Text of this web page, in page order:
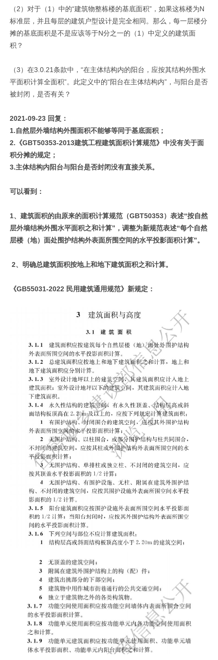
（2）对于（1）中的“建筑物整栋楼的基底面积”，如果这栋楼为N
标准层，并且每层的建筑户型设计是完全相同。那么，每一层楼分
摊的基底面积是不是应该等于N分之一的（1）中定义的建筑面
积？
（3）在3.0.21条款中，“在主体结构内的阳台，应按其结构外围水
平面积计算全面积”。此定义中的“阳台在主体结构内”，与阳台是否
被封闭，是否有关？
2021-09-23 回复：
1.自然层外墙结构外围面积不能够等同于基底面积；
2.《GBT50353-2013建筑工程建筑面积计算规范》中没有关于面
积分摊的规定；
3.主体结构内阳台与阳台是否封闭没有直接关系。
可以看到：
1、建筑面积的由原来的面积计算规范（GBT50353）表述“按自然
层外墙结构外围水平面积之和计算”，调整为新规范表述“每个自然
层楼（地）面处围护结构外表面所围空间的水平投影面积计算”。
2、明确总建筑面积按地上和地下建筑面积之和计算。
《GB55031-2022 民用建筑通用规范》新规定：